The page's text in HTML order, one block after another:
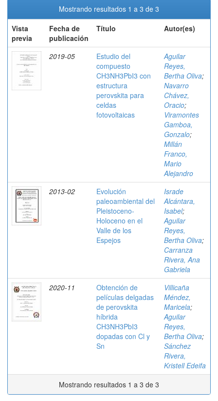
Mostrando resultados 1 a 3 de 3
Vista
previa
Fecha de
publicación
Título Autor(es)
2019-05
Estudio del
compuesto
CH3NH3PbI3 con
estructura
perovskita para
celdas
fotovoltaicas
Aguilar
Reyes,
Bertha Oliva;
Navarro
Chávez,
Oracio;
Viramontes
Gamboa,
Gonzalo;
Millán
Franco,
Mario
Alejandro
2013-02
Evolución
paleoambiental del
Pleistoceno-
Holoceno en el
Valle de los
Espejos
Israde
Alcántara,
Isabel;
Aguilar
Reyes,
Bertha Oliva;
Carranza
Rivera, Ana
Gabriela
2020-11
Obtención de
películas delgadas
de perovskita
híbrida
CH3NH3PbI3
dopadas con Cl y
Sn
Villicaña
Méndez,
Maricela;
Aguilar
Reyes,
Bertha Oliva;
Sánchez
Rivera,
Kristell Edeifa
Mostrando resultados 1 a 3 de 3